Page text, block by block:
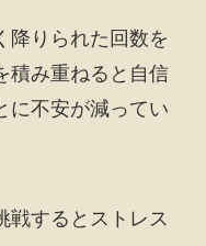
降りられた回数を
積み重ねると自信
に不安が減ってい
戦するとストレス